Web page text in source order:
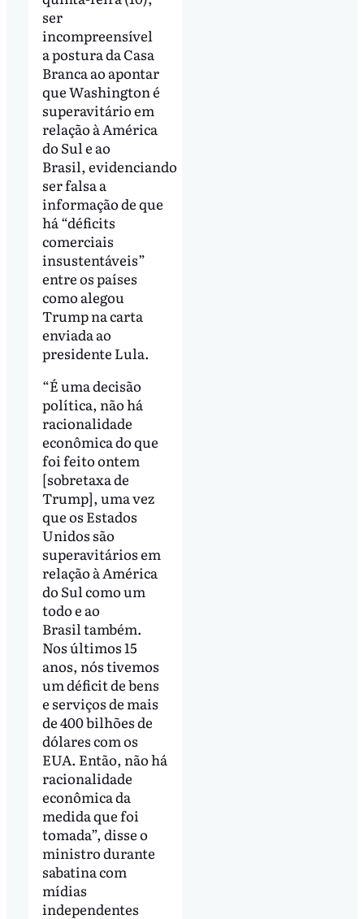
ser
incompreensível
a postura da Casa
Branca ao apontar
que Washington é
superavitário em
relação à América
do Sul e ao
Brasil, evidenciando
ser falsa a
informação de que
há “déficits
comerciais
insustentáveis”
entre os países
como alegou
Trump na carta
enviada ao
presidente Lula.
“É uma decisão
política, não há
racionalidade
econômica do que
foi feito ontem
[sobretaxa de
Trump], uma vez
que os Estados
Unidos são
superavitários em
relação à América
do Sul como um
todo e ao
Brasil também.
Nos últimos 15
anos, nós tivemos
um déficit de bens
e serviços de mais
de 400 bilhões de
dólares com os
EUA. Então, não há
racionalidade
econômica da
medida que foi
tomada”, disse o
ministro durante
sabatina com
mídias
independentes